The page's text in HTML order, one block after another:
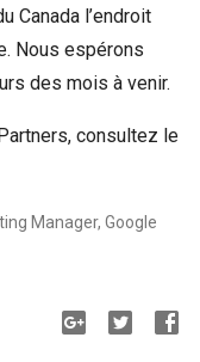
Canada l’endroit
Nous espérons
des mois à venir.
consultez le
Manager, Google